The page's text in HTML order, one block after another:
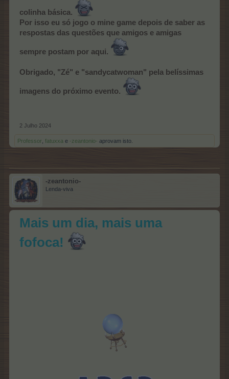
colinha básica.
Por isso eu só jogo o mine game depois de saber as
respostas das questões que amigos e amigas
sempre postam por aqui.
Obrigado, "Zé" e "sandycatwoman" pela belíssimas
imagens do próximo evento.
2 Julho 2024
Professor fatuxxa e -zeantonio- aprovam isto.
-zeantonio-
Lenda-viva
Mais um dia, mais uma
fofoca!